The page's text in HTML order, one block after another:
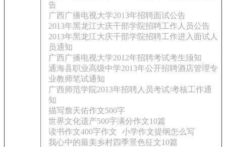
告
广西广播电视大学2013年招聘面试公告
2013年黑龙江大庆干部学院招聘工作人员公告
2013年黑龙江大庆干部学院招聘工作进入面试人
员通知
广西广播电视大学2012年招聘考试考生须知
通海县职业高级中学2013年公开招聘酒店管理专
业教师笔试通知
广西师范学院2013年招聘人员考试/考核工作通
知
描写詹天佑作文500字
世界文化遗产500字满分作文10篇
读书作文400字作文
小学作文提纲怎么写
我心中的最美乡村四季景色征文10篇